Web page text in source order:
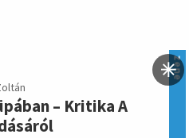
zene
– Kritika A